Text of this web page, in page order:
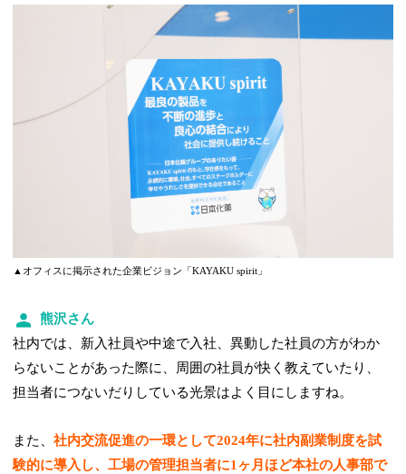
▲オフィスに掲示された企業ビジョン「KAYAKU spirit」
熊沢さん
社内では、新入社員や中途で入社、異動した社員の方がわか
らないことがあった際に、周囲の社員が快く教えていたり、
担当者につないだりしている光景はよく目にしますね。
また、社内交流促進の一環として2024年に社内副業制度を試
験的に導入し、工場の管理担当者に1ヶ月ほど本社の人事部で